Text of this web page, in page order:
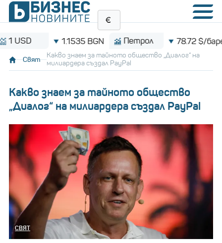
1.1535 BGN Петрол 78.72 $/барел
Свят
Какво знаем за тайното общество „Диалог“ на
милиардера създал PayPal
Какво знаем за тайното общество
„Диалог“ на милиардера създал PayPal
СВЯТ